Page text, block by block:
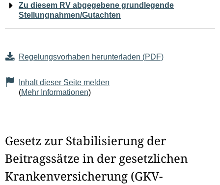
Zu diesem RV abgegebene grundlegende
Stellungnahmen/Gutachten
Regelungsvorhaben herunterladen (PDF)
Inhalt dieser Seite melden
(Mehr Informationen)
Gesetz zur Stabilisierung der
Beitragssätze in der gesetzlichen
Krankenversicherung (GKV-